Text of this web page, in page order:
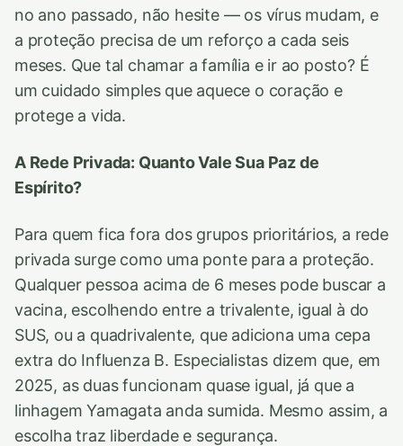
no ano passado, não hesite — os vírus mudam, e
a proteção precisa de um reforço a cada seis
meses. Que tal chamar a família e ir ao posto? É
um cuidado simples que aquece o coração e
protege a vida.
A Rede Privada: Quanto Vale Sua Paz de
Espírito?
Para quem fica fora dos grupos prioritários, a rede
privada surge como uma ponte para a proteção.
Qualquer pessoa acima de 6 meses pode buscar a
vacina, escolhendo entre a trivalente, igual à do
SUS, ou a quadrivalente, que adiciona uma cepa
extra do Influenza B. Especialistas dizem que, em
2025, as duas funcionam quase igual, já que a
linhagem Yamagata anda sumida. Mesmo assim, a
escolha traz liberdade e segurança.